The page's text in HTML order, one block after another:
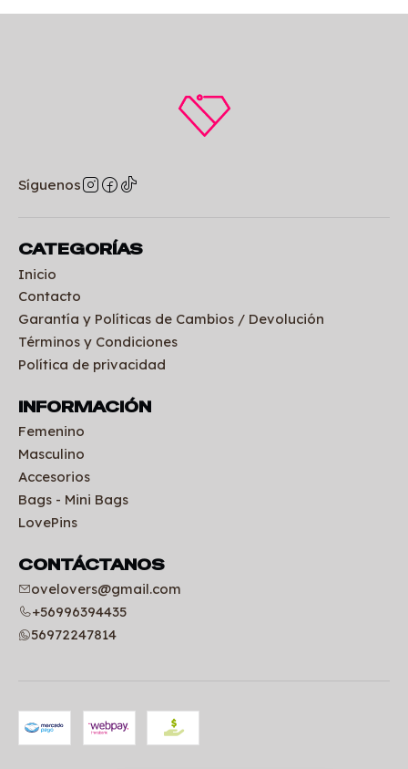
Síguenos
CATEGORÍAS
Inicio
Contacto
Garantía y Políticas de Cambios / Devolución
Términos y Condiciones
Política de privacidad
INFORMACIÓN
Femenino
Masculino
Accesorios
Bags - Mini Bags
LovePins
CONTÁCTANOS
ovelovers@gmail.com
+56996394435
56972247814